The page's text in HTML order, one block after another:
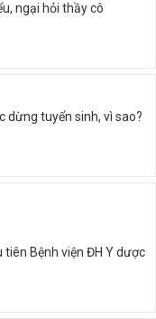
ngại hỏi thầy cô
dừng tuyển sinh, vì sao?
tiên Bệnh viện ĐH Y dược